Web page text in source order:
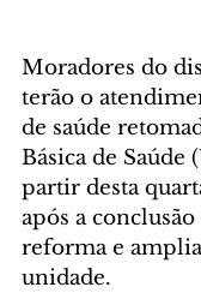
Moradores do
terão o
de saúde
Básica de Saúde
partir desta
após a
reforma e
unidade.